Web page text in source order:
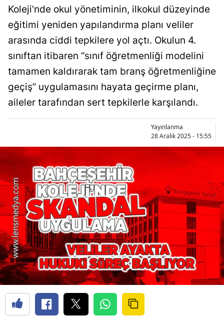
Koleji’nde okul yönetiminin, ilkokul düzeyinde
eğitimi yeniden yapılandırma planı veliler
arasında ciddi tepkilere yol açtı. Okulun 4.
sınıftan itibaren “sınıf öğretmenliği modelini
tamamen kaldırarak tam branş öğretmenliğine
geçiş” uygulamasını hayata geçirme planı,
aileler tarafından sert tepkilerle karşılandı.
Yayınlanma
28 Aralık 2025 - 15:55